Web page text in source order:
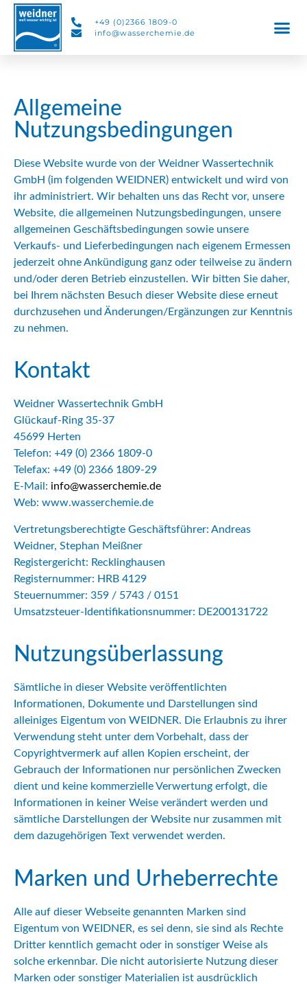
+49 (0)2366 1809-0
info@wasserchemie.de
Allgemeine
Nutzungsbedingungen
Diese Website wurde von der Weidner Wassertechnik
GmbH (im folgenden WEIDNER) entwickelt und wird von
ihr administriert. Wir behalten uns das Recht vor, unsere
Website, die allgemeinen Nutzungsbedingungen, unsere
allgemeinen Geschäftsbedingungen sowie unsere
Verkaufs- und Lieferbedingungen nach eigenem Ermessen
jederzeit ohne Ankündigung ganz oder teilweise zu ändern
und/oder deren Betrieb einzustellen. Wir bitten Sie daher,
bei Ihrem nächsten Besuch dieser Website diese erneut
durchzusehen und Änderungen/Ergänzungen zur Kenntnis
zu nehmen.
Kontakt
Weidner Wassertechnik GmbH
Glückauf-Ring 35-37
45699 Herten
Telefon: +49 (0) 2366 1809-0
Telefax: +49 (0) 2366 1809-29
E-Mail: info@wasserchemie.de
Web: www.wasserchemie.de
Vertretungsberechtigte Geschäftsführer: Andreas
Weidner, Stephan Meißner
Registergericht: Recklinghausen
Registernummer: HRB 4129
Steuernummer: 359 / 5743 / 0151
Umsatzsteuer-Identifikationsnummer: DE200131722
Nutzungsüberlassung
Sämtliche in dieser Website veröffentlichten
Informationen, Dokumente und Darstellungen sind
alleiniges Eigentum von WEIDNER. Die Erlaubnis zu ihrer
Verwendung steht unter dem Vorbehalt, dass der
Copyrightvermerk auf allen Kopien erscheint, der
Gebrauch der Informationen nur persönlichen Zwecken
dient und keine kommerzielle Verwertung erfolgt, die
Informationen in keiner Weise verändert werden und
sämtliche Darstellungen der Website nur zusammen mit
dem dazugehörigen Text verwendet werden.
Marken und Urheberrechte
Alle auf dieser Webseite genannten Marken sind
Eigentum von WEIDNER, es sei denn, sie sind als Rechte
Dritter kenntlich gemacht oder in sonstiger Weise als
solche erkennbar. Die nicht autorisierte Nutzung dieser
Marken oder sonstiger Materialien ist ausdrücklich